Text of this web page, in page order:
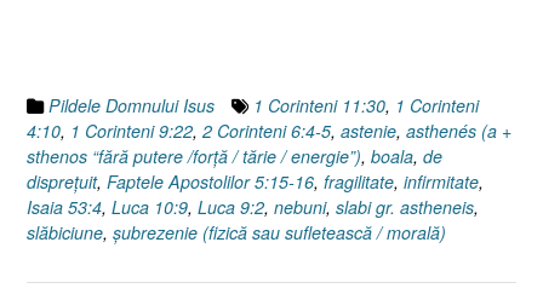
Pildele Domnului Isus 1 Corinteni 11:30, 1 Corinteni
4:10, 1 Corinteni 9:22, 2 Corinteni 6:4-5, astenie, asthenés (a +
sthenos “fără putere /forţă / tărie / energie”), boala, de
dispreţuit, Faptele Apostolilor 5:15-16, fragilitate, infirmitate,
Isaia 53:4, Luca 10:9, Luca 9:2, nebuni, slabi gr. astheneis,
slăbiciune, şubrezenie (fizică sau sufletească / morală)